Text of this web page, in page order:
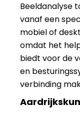
Beeldanalyse
vanaf een
mobiel of
omdat het
biedt voor de
en
verbinding